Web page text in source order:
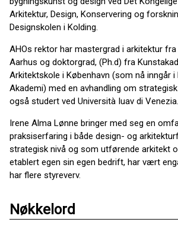
Arkitektur, Design, Konservering og
Designskolen i Kolding.
AHOs rektor har mastergrad i arkitektur
Aarhus og doktorgrad, (Ph.d) fra
Arkitektskole i København (som nå inngår i
Akademi) med en avhandling om
også studert ved Università Iuav di Venezia.
Irene Alma Lønne bringer med seg en
praksiserfaring i både design- og
strategisk nivå og som utførende arkitekt
etablert egen sin egen bedrift, har vært
har flere styreverv.
Nøkkelord